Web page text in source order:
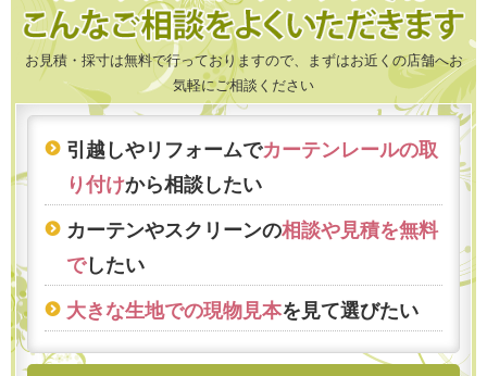
お見積・採寸は無料で行っておりますので、まずはお近くの店舗へお
気軽にご相談ください
引越しやリフォームでカーテンレールの取
り付けから相談したい
カーテンやスクリーンの相談や見積を無料
でしたい
大きな生地での現物見本を見て選びたい